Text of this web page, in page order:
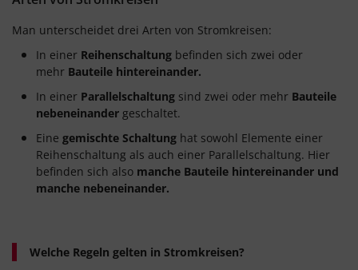
Man unterscheidet drei Arten von Stromkreisen:
In einer Reihenschaltung befinden sich zwei oder
mehr Bauteile hintereinander.
In einer Parallelschaltung sind zwei oder mehr Bauteile
nebeneinander geschaltet.
Eine gemischte Schaltung hat sowohl Elemente einer
Reihenschaltung als auch einer Parallelschaltung. Hier
befinden sich also manche Bauteile hintereinander und
manche nebeneinander.
Welche Regeln gelten in Stromkreisen?